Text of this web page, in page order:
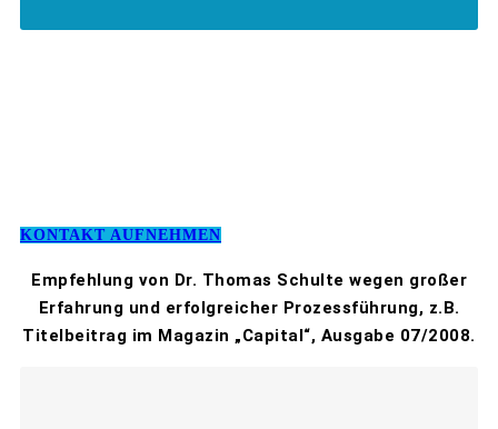
KONTAKT AUFNEHMEN
Empfehlung von Dr. Thomas Schulte wegen großer
Erfahrung und erfolgreicher Prozessführung, z.B.
Titelbeitrag im Magazin „Capital“, Ausgabe 07/2008.